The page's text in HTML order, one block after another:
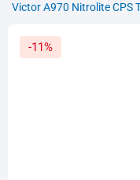
Victor A970 Nitrolite CPS
-11%